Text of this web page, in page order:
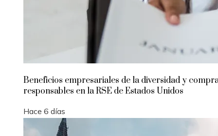
Beneficios empresariales de la diversidad y
responsables en la RSE de Estados Unidos
Hace 6 días